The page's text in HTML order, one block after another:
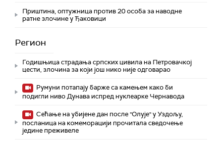
Приштина, оптужница против 20 особа за наводне
ратне злочине у Ђаковици
Регион
Годишњица страдања српских цивила на Петровачкој
цести, злочина за који још нико није одговарао
Румуни потапају барже са камењем како би
подигли ниво Дунава испред нуклеарке Чернавода
Сећање на убијене дан после "Олује" у Уздољу,
посланица на комеморацији прочитала сведочење
једине преживеле